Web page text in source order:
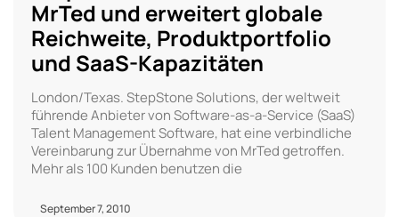
MrTed und erweitert globale
Reichweite, Produktportfolio
und SaaS-Kapazitäten
London/Texas. StepStone Solutions, der weltweit
führende Anbieter von Software-as-a-Service (SaaS)
Talent Management Software, hat eine verbindliche
Vereinbarung zur Übernahme von MrTed getroffen.
Mehr als 100 Kunden benutzen die
September 7, 2010